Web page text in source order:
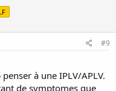
#9
à une IPLV/APLV.
de symptomes que